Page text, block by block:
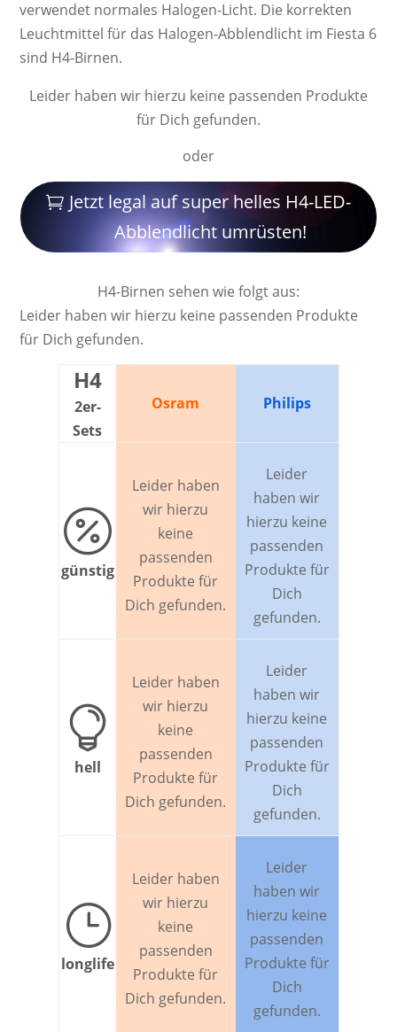
ver­wendet nor­ma­les Ha­lo­gen-Licht. Die kor­rek­ten
Leucht­mittel für das Halogen-Abblendlicht im Fiesta 6
sind H4-Birnen.
Leider haben wir hierzu keine passenden Produkte
für Dich gefunden.
oder
Jetzt legal auf super helles H4-LED-
Abblendlicht umrüsten!
H4-Birnen sehen wie folgt aus:
Leider haben wir hierzu keine passenden Produkte
für Dich gefunden.
H4
2er-
Sets
Osram Philips

günstig
Leider haben
wir hierzu
keine
passenden
Produkte für
Dich gefunden.
Leider
haben wir
hierzu keine
passenden
Produkte für
Dich
gefunden.

hell
Leider haben
wir hierzu
keine
passenden
Produkte für
Dich gefunden.
Leider
haben wir
hierzu keine
passenden
Produkte für
Dich
gefunden.
}
longlife
Leider haben
wir hierzu
keine
passenden
Produkte für
Dich gefunden.
Leider
haben wir
hierzu keine
passenden
Produkte für
Dich
gefunden.